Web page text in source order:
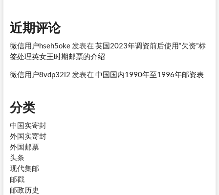
近期评论
微信用户hseh5oke发表在 英国2023年调资前后使用“欠资”标
签处理英女王时期邮票的介绍
微信用户8vdp32i2 发表在 中国国内1990年至1996年邮资表
分类
中国实寄封
外国实寄封
外国邮票
头条
现代集邮
邮戳
邮政历史